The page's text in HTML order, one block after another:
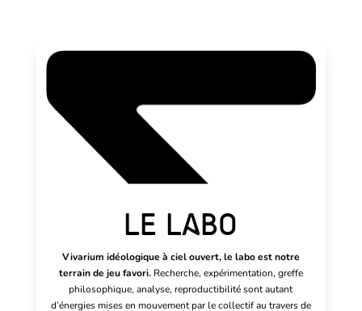
LE LABO
Vivarium idéologique à ciel ouvert, le labo est notre
terrain de jeu favori.Recherche, expérimentation, greffe
philosophique, analyse, reproductibilité sont autant
d’énergies mises en mouvement par le collectif au travers de